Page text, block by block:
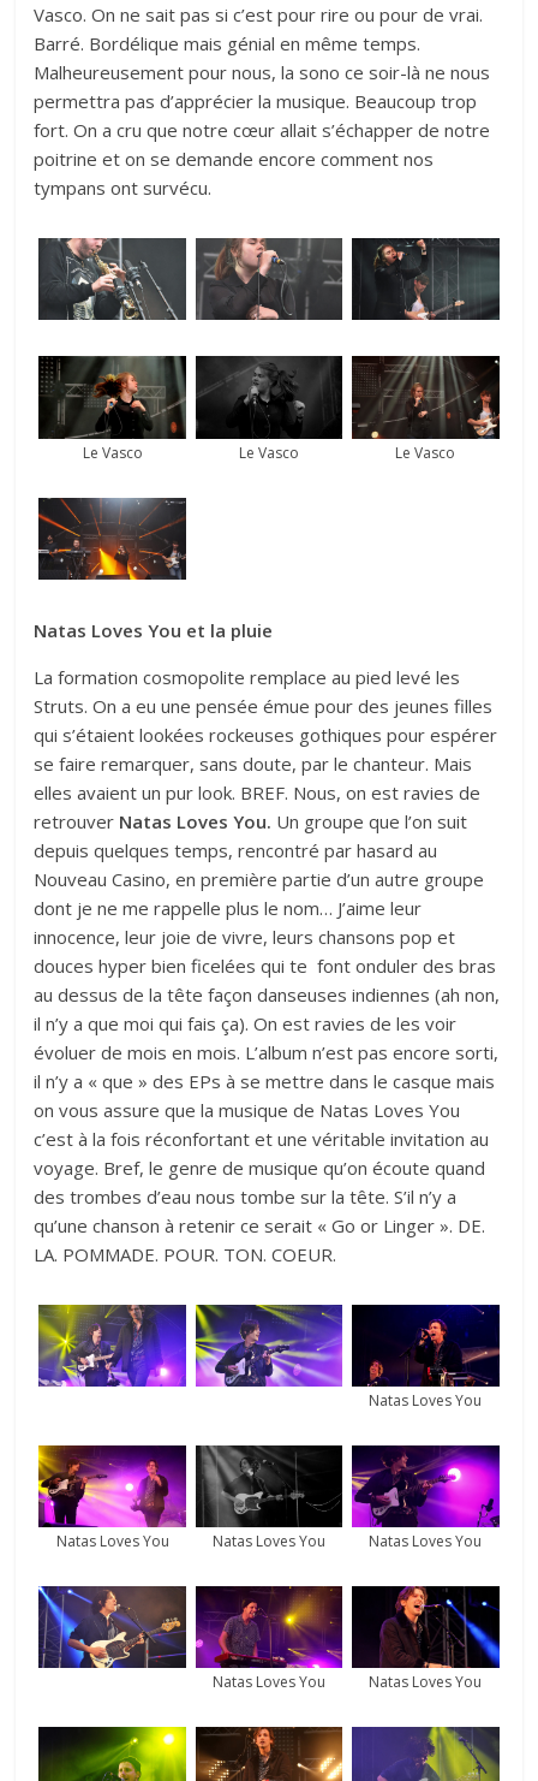
Vasco. On ne sait pas si c’est pour rire ou pour de vrai.
Barré. Bordélique mais génial en même temps.
Malheureusement pour nous, la sono ce soir-là ne nous
permettra pas d’apprécier la musique. Beaucoup trop
fort. On a cru que notre cœur allait s’échapper de notre
poitrine et on se demande encore comment nos
tympans ont survécu.
Le Vasco Le Vasco Le Vasco
Natas Loves You et la pluie
La formation cosmopolite remplace au pied levé les
Struts. On a eu une pensée émue pour des jeunes filles
qui s’étaient lookées rockeuses gothiques pour espérer
se faire remarquer, sans doute, par le chanteur. Mais
elles avaient un pur look. BREF. Nous, on est ravies de
retrouver Natas Loves You. Un groupe que l’on suit
depuis quelques temps, rencontré par hasard au
Nouveau Casino, en première partie d’un autre groupe
dont je ne me rappelle plus le nom… J’aime leur
innocence, leur joie de vivre, leurs chansons pop et
douces hyper bien ficelées qui te font onduler des bras
au dessus de la tête façon danseuses indiennes (ah non,
il n’y a que moi qui fais ça). On est ravies de les voir
évoluer de mois en mois. L’album n’est pas encore sorti,
il n’y a « que » des EPs à se mettre dans le casque mais
on vous assure que la musique de Natas Loves You
c’est à la fois réconfortant et une véritable invitation au
voyage. Bref, le genre de musique qu’on écoute quand
des trombes d’eau nous tombe sur la tête. S’il n’y a
qu’une chanson à retenir ce serait « Go or Linger ». DE.
LA. POMMADE. POUR. TON. COEUR.
Natas Loves You
Natas Loves You Natas Loves You Natas Loves You
Natas Loves You Natas Loves You